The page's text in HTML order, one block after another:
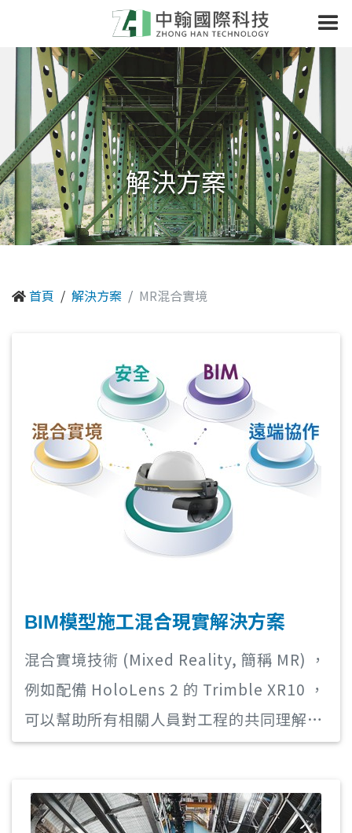
解決方案
首頁 解決方案 MR混合實境
BIM模型施工混合現實解決方案
混合實境技術 (Mixed Reality, 簡稱 MR) ，
例如配備 HoloLens 2 的 Trimble XR10 ，
可以幫助所有相關人員對工程的共同理解。
通過 Trimble Connect 等雲端協作軟體，
BIM 資料。